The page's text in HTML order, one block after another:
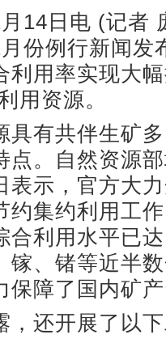
日电 (记者
份例行新闻发
利用率实现大
用资源。
有共伴生矿多
点。自然资源
表示，官方大
约集约利用工
合利用水平已
镓、锗等近半
保障了国内矿
还开展了以下